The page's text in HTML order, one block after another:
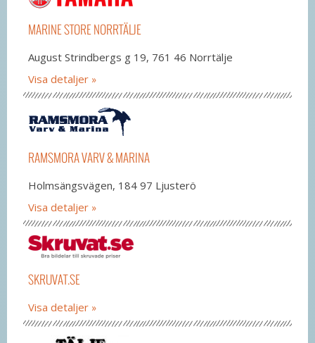
MARINE STORE NORRTÄLJE
August Strindbergs g 19, 761 46 Norrtälje
Visa detaljer
RAMSMORA VARV & MARINA
Holmsängsvägen, 184 97 Ljusterö
Visa detaljer
SKRUVAT.SE
Visa detaljer